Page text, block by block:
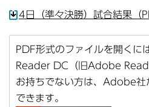
4日（準々決勝）試合結果（
PDF形式のファイルを開く
Reader DC（旧Adobe
お持ちでない方は、Adobe社
できます。